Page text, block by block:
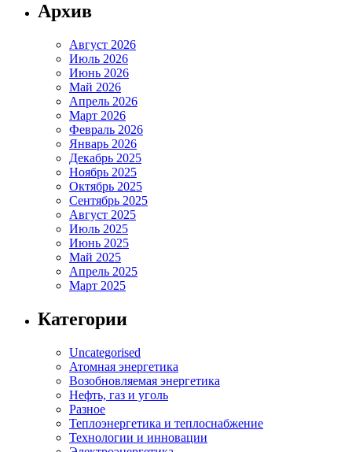
Архив
Август 2026
Июль 2026
Июнь 2026
Май 2026
Апрель 2026
Март 2026
Февраль 2026
Январь 2026
Декабрь 2025
Ноябрь 2025
Октябрь 2025
Сентябрь 2025
Август 2025
Июль 2025
Июнь 2025
Май 2025
Апрель 2025
Март 2025
Категории
Uncategorised
Атомная энергетика
Возобновляемая энергетика
Нефть, газ и уголь
Разное
Теплоэнергетика и теплоснабжение
Технологии и инновации